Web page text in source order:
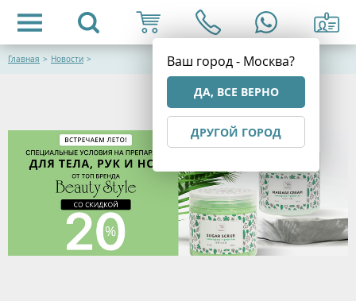
Ваш город - Москва?
ДА, ВСЕ ВЕРНО
ДРУГОЙ ГОРОД
Главная > Новости >